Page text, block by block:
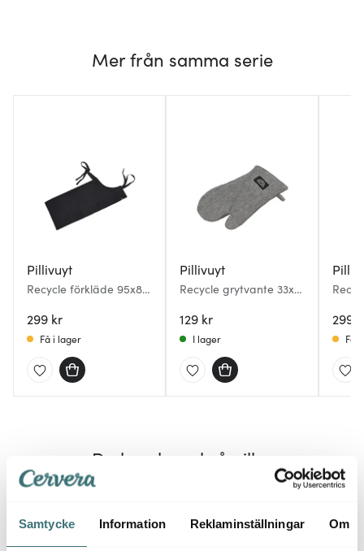
Samtycke Information Reklaminställningar Om
Mer från samma serie
Pillivuyt
Recycle förkläde 95x80
299 kr
Få i lager
Pillivuyt
Recycle grytvante 33x18
129 kr
I lager
299
Få
Du kanske också gillar
30%